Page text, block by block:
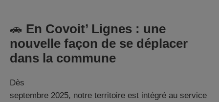
🚗 En Covoit’ Lignes : une
nouvelle façon de se déplacer
dans la commune
Dès
septembre 2025, notre territoire est intégré au service